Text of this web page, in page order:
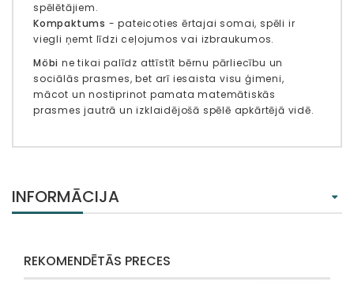
spēlētājiem.
Kompaktums - pateicoties ērtajai somai, spēli ir
viegli ņemt līdzi ceļojumos vai izbraukumos.
Möbi ne tikai palīdz attīstīt bērnu pārliecību un
sociālās prasmes, bet arī iesaista visu ģimeni,
mācot un nostiprinot pamata matemātiskās
prasmes jautrā un izklaidējošā spēlē apkārtējā vidē.
INFORMĀCIJA
REKOMENDĒTĀS PRECES